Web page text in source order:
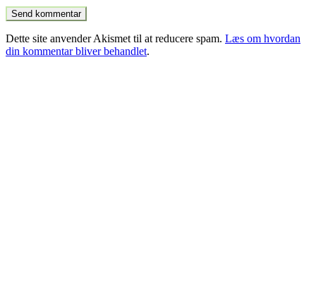
Dette site anvender Akismet til at reducere spam. Læs om hvordan
din kommentar bliver behandlet.